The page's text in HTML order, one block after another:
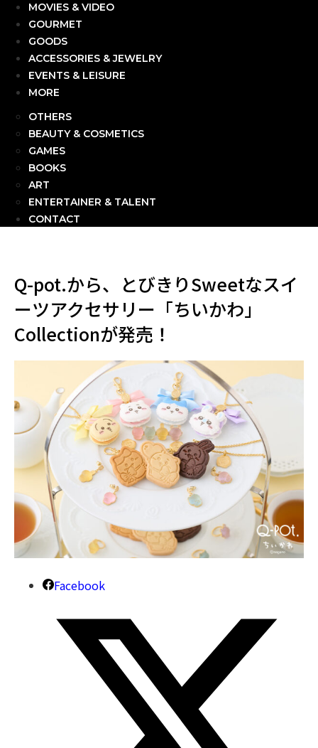
MOVIES & VIDEO
GOURMET
GOODS
ACCESSORIES & JEWELRY
EVENTS & LEISURE
MORE
OTHERS
BEAUTY & COSMETICS
GAMES
BOOKS
ART
ENTERTAINER & TALENT
CONTACT
Q-pot.から、とびきりSweetなスイ
ーツアクセサリー「ちいかわ」
Collectionが発売！
Facebook